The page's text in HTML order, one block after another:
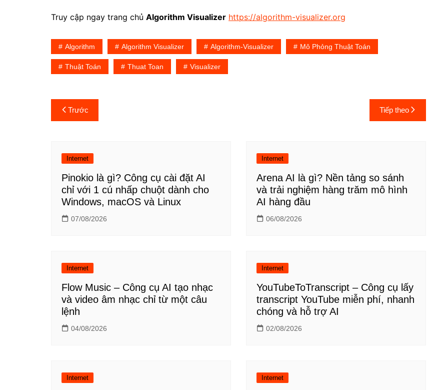
Truy cập ngay trang chủ Algorithm Visualizer https://algorithm-visualizer.org
Algorithm Algorithm Visualizer Algorithm-Visualizer Mô Phỏng Thuật Toán
Thuật Toán Thuat Toan Visualizer
Điều
hướng
viết
Trước Tiếp theo
Internet
Pinokio là gì? Công cụ cài đặt AI
chỉ với 1 cú nhấp chuột dành cho
Windows, macOS và Linux
07/08/2026
Internet
Arena AI là gì? Nền tảng so sánh
và trải nghiệm hàng trăm mô hình
AI hàng đầu
06/08/2026
Internet
Flow Music – Công cụ AI tạo nhạc
và video âm nhạc chỉ từ một câu
lệnh
04/08/2026
Internet
YouTubeToTranscript – Công cụ lấy
transcript YouTube miễn phí, nhanh
chóng và hỗ trợ AI
02/08/2026
Internet Internet